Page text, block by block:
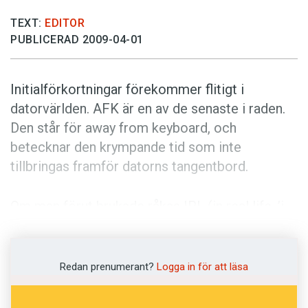
Föreslå nyord
Annonsera
Prenumerera
Läs Språktidningen digitalt
Press
TEXT: EDITOR
PUBLICERAD 2009-04-01
Initialförkortningar förekommer flitigt i
datorvärlden. AFK är en av de senaste i raden.
Den står för away from keyboard, och
betecknar den krympande tid som inte
tillbringas framför datorns tangentbord.
åklagaren i den nyligen avslutade rättegången
mot Pirate Bay bittert erfara. Hans försök att
Redan prenumerant? Logga in för att läsa